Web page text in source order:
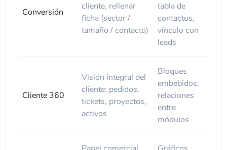
Conversión
cliente, rellenar
ficha (sector /
tamaño / contacto)
tabla de
contactos,
vínculo con
leads
Cliente 360
Visión integral del
cliente: pedidos,
tickets, proyectos,
activos
Bloques
embebidos,
relaciones
entre
módulos